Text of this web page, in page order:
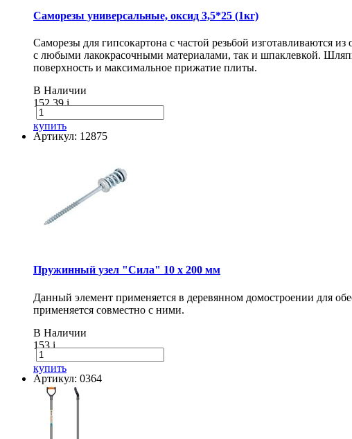
Саморезы универсальные, оксид 3,5*25 (1кг)
Саморезы для гипсокартона с частой резьбой изготавливаются
с любыми лакокрасочными материалами, так и шпаклевкой.
поверхность и максимальное прижатие плиты.
В Наличии
152.39i
купить
Артикул: 12875
Пружинный узел "Сила" 10 x 200 мм
Данный элемент применяется в деревянном домостроении для
применяется совместно с ними.
В Наличии
153i
купить
Артикул: 0364